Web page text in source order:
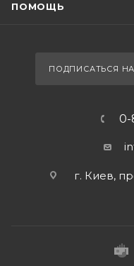
ПОМОЩЬ
ПОДПИСАТЬСЯ
0-
г. Киев,